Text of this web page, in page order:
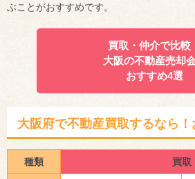
ぶことがおすすめです。
買取・仲介で比較
大阪の不動産売却
おすすめ4選
大阪府で不動産買取するなら
種類 買取